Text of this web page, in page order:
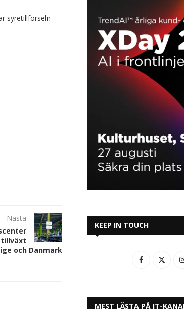
syretillförseln
Nästa
tillväxt
och Danmark
KEEP IN TOUCH
MEST LÄSTA PÅ IT-